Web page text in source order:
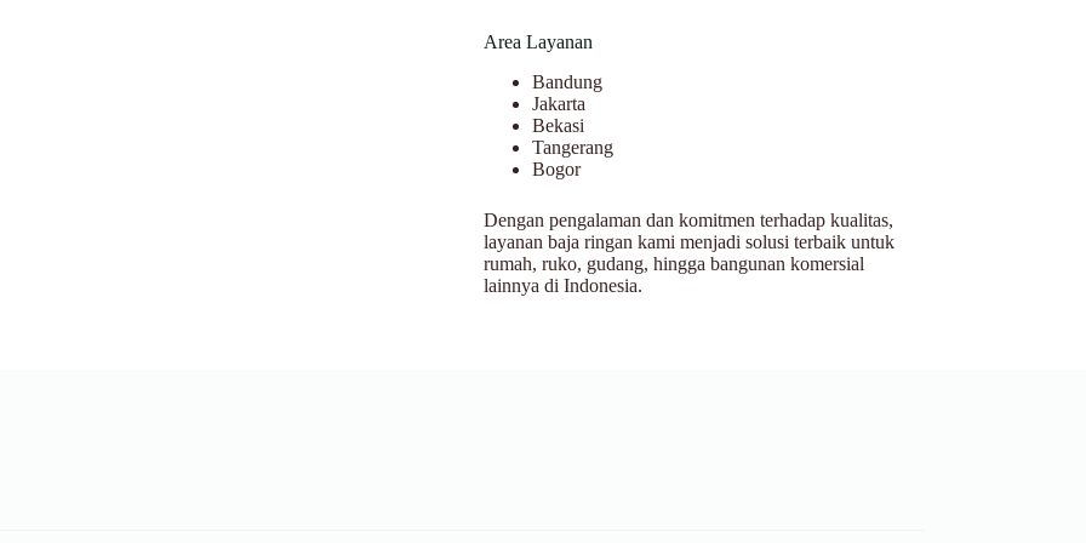
Area Layanan
Bandung
Jakarta
Bekasi
Tangerang
Bogor
Dengan pengalaman dan komitmen terhadap kualitas,
layanan baja ringan kami menjadi solusi terbaik untuk
rumah, ruko, gudang, hingga bangunan komersial
lainnya di Indonesia.